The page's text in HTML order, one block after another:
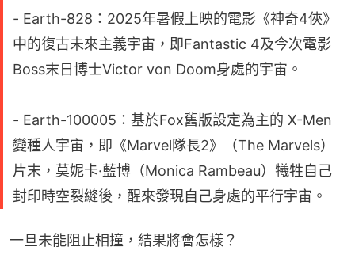
- Earth-828：2025年暑假上映的電影《神奇4俠》
中的復古未來主義宇宙，即Fantastic 4及今次電影
Boss末日博士Victor von Doom身處的宇宙。
- Earth-100005：基於Fox舊版設定為主的 X-Men
變種人宇宙，即《Marvel隊長2》（The Marvels）
片末，莫妮卡·藍博（Monica Rambeau）犧牲自己
封印時空裂縫後，醒來發現自己身處的平行宇宙。
一旦未能阻止相撞，結果將會怎樣？